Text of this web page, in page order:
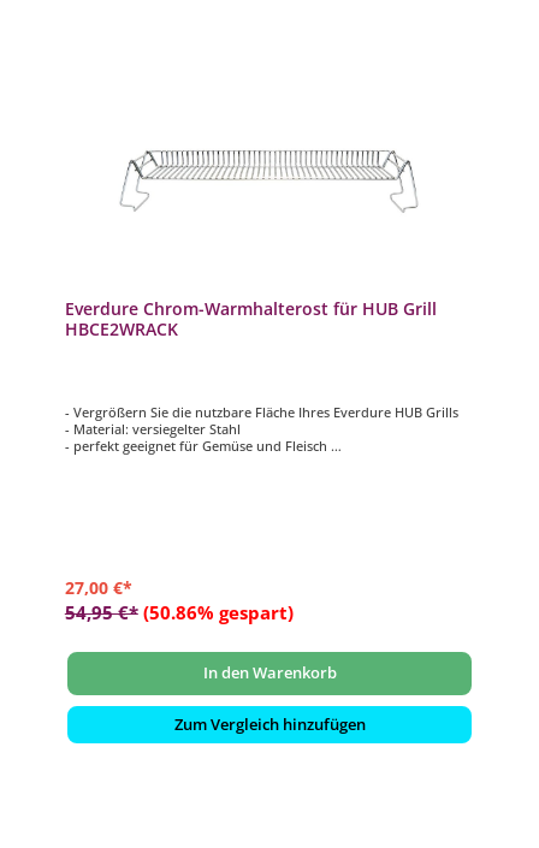
Everdure Chrom-Warmhalterost für HUB Grill
HBCE2WRACK
- Vergrößern Sie die nutzbare Fläche Ihres Everdure HUB Grills
- Material: versiegelter Stahl
- perfekt geeignet für Gemüse und Fleisch
27,00 €*
54,95 €* (50.86% gespart)
In den Warenkorb
Zum Vergleich hinzufügen